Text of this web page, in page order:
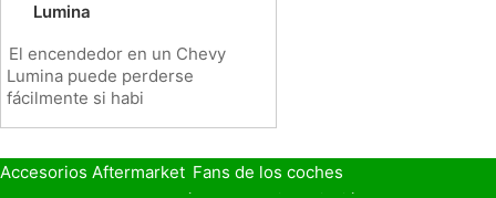
Lumina
El encendedor en un Chevy
Lumina puede perderse
fácilmente si habi
Accesorios Aftermarket Fans de los coches